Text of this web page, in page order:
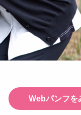
Webパンフを